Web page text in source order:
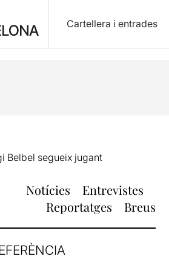
Cartellera i entrades
Belbel segueix jugant
Notícies
Entrevistes
Reportatges
Breus